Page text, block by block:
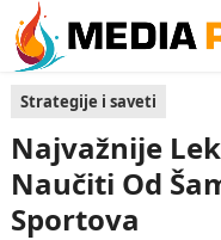
Strategije i saveti
Najvažnije
Naučiti Od
Sportova